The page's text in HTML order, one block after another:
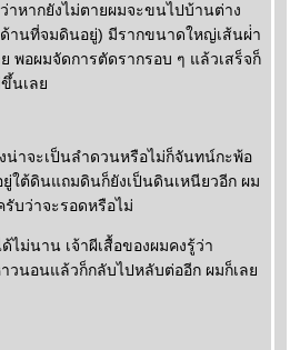
าหากยังไม่ตายผมจะขนไปบ้านต่าง
านที่จมดินอยู่) มีรากขนาดใหญ่เส้นผ่่า
พอผมจัดการตัดรากรอบ ๆ แล้วเสร็จก็
ขึ้นเล
น่าจะเป็นลำดวนหรือไม่ก็จันทน์กะพ้อ
ใต้ดินแถมดินก็ยังเป็นดินเหนียวอีก ผม
บว่าจะรอดหรือไม่
ม่นาน เจ้าผีเสื้อของผมคงรู้ว่า
าวนอนแล้วก็กลับไปหลับต่ออีก ผมก็เล